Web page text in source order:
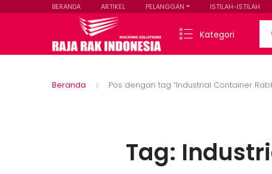
BERANDA ARTIKEL PELANGGAN ISTILAH-ISTILAH
Kategori
Beranda Pos dengan tag “Industrial Container
Tag: